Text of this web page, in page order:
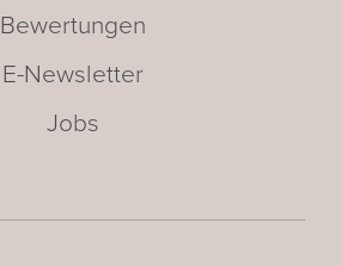
Bewertungen
E-Newsletter
Jobs